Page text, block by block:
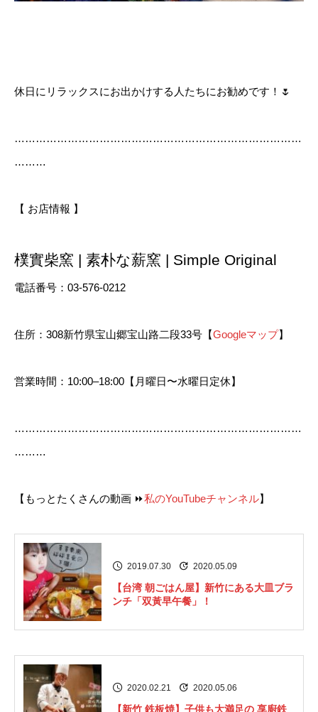
休日にリラックスにお出かけする人たちにお勧めです！🌷
………………………………………………………………………
………
【 お店情報 】
樸實柴窯 | 素朴な薪窯 | Simple Original
電話番号：03-576-0212
住所：308新竹県宝山郷宝山路二段33号【Googleマップ】
営業時間：10:00–18:00【月曜日〜水曜日定休】
………………………………………………………………………
………
【もっとたくさんの動画 ⏩私のYouTubeチャンネル】
2019.07.30 2020.05.09
【台湾 朝ごはん屋】新竹にある大皿ブラ
ンチ「双黃早午餐」！
2020.02.21 2020.05.06
【新竹 鉄板焼】子供も大満足の 享廚鉄